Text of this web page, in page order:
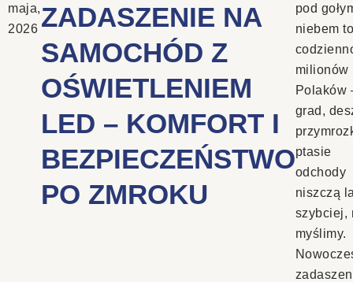
ZADASZENIE NA
SAMOCHÓD Z
OŚWIETLENIEM
LED – KOMFORT I
BEZPIECZEŃSTWO
PO ZMROKU
maja,
2026
pod
niebem to
milionów
Polaków
grad,
ptasie
odchody
niszczą
szybciej,
myślimy.